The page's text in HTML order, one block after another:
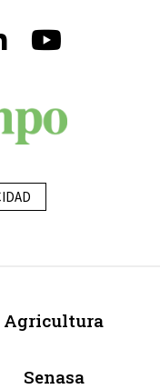
Agricultura
Senasa